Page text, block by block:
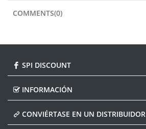
COMMENTS(0)
SPI DISCOUNT
INFORMACIÓN
CONVIÉRTASE EN UN DISTRIBUIDOR